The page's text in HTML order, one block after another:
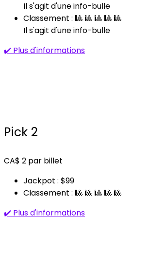
Il s'agit d'une info-bulle
Classement : 🎱 🎱 🎱 🎱 🎱
Il s'agit d'une info-bulle
✔️ Plus d'informations
Pick 2
CA$ 2 par billet
Jackpot : $99
Classement : 🎱 🎱 🎱 🎱 🎱
✔️ Plus d'informations